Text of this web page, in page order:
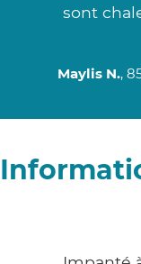
sont
Maylis N.,